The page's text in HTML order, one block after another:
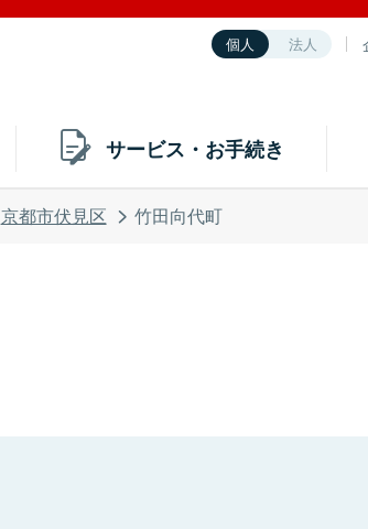
個人 法人
サービス・お手続き
京都市伏見区 竹田向代町